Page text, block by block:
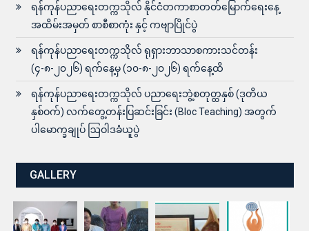
ရန်ကုန်ပညာရေးတက္ကသိုလ် နိုင်ငံတကာစာတတ်မြောက်ရေးနေ့
အထိမ်းအမှတ် စာစီစာကုံး နှင့် ကဗျာပြိုင်ပွဲ
ရန်ကုန်ပညာရေးတက္ကသိုလ် ရုရှားဘာသာစကားသင်တန်း
(၄-၈-၂၀၂၆) ရက်နေ့မှ (၁၀-၈-၂၀၂၆) ရက်နေ့ထိ
ရန်ကုန်ပညာရေးတက္ကသိုလ် ပညာရေးဘွဲ့စတုတ္ထနှစ် (ဒုတိယ
နှစ်ဝက်) လက်တွေ့တန်းပြဆင်းခြင်း (Bloc Teaching) အတွက်
ပါမောက္ခချုပ် ဩဝါဒခံယူပွဲ
GALLERY